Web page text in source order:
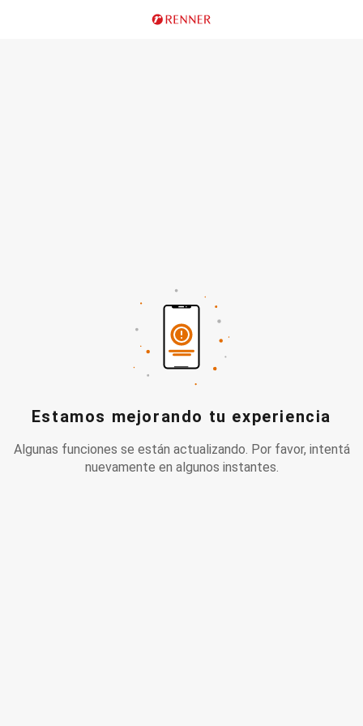
Estamos mejorando tu experiencia
Algunas funciones se están actualizando. Por favor, intentá
nuevamente en algunos instantes.